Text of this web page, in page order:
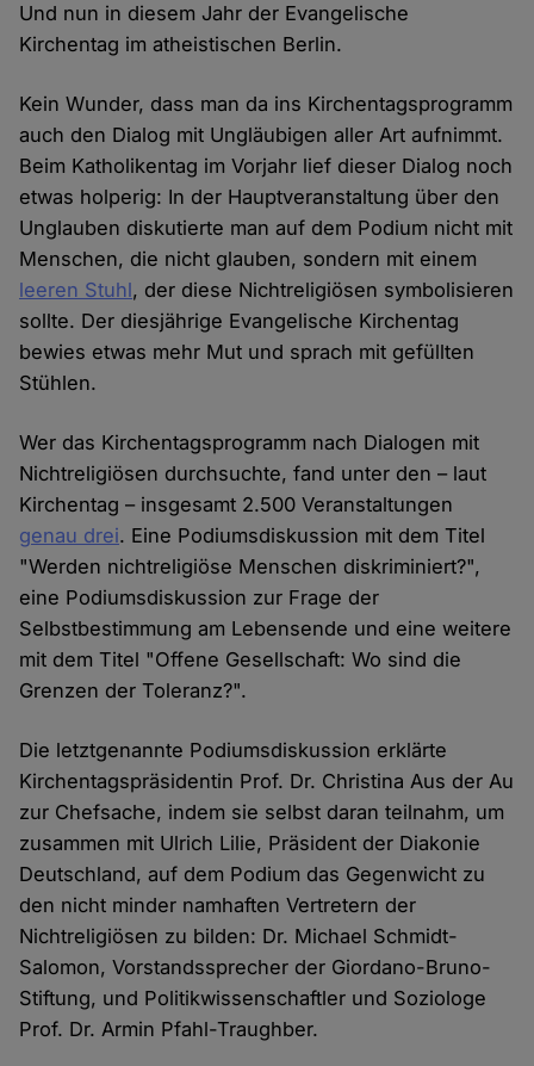
Und nun in diesem Jahr der Evangelische
Kirchentag im atheistischen Berlin.
Kein Wunder, dass man da ins Kirchentagsprogramm
auch den Dialog mit Ungläubigen aller Art aufnimmt.
Beim Katholikentag im Vorjahr lief dieser Dialog noch
etwas holperig: In der Hauptveranstaltung über den
Unglauben diskutierte man auf dem Podium nicht mit
Menschen, die nicht glauben, sondern mit einem
leeren Stuhl, der diese Nichtreligiösen symbolisieren
sollte. Der diesjährige Evangelische Kirchentag
bewies etwas mehr Mut und sprach mit gefüllten
Stühlen.
Wer das Kirchentagsprogramm nach Dialogen mit
Nichtreligiösen durchsuchte, fand unter den – laut
Kirchentag – insgesamt 2.500 Veranstaltungen
genau drei. Eine Podiumsdiskussion mit dem Titel
"Werden nichtreligiöse Menschen diskriminiert?",
eine Podiumsdiskussion zur Frage der
Selbstbestimmung am Lebensende und eine weitere
mit dem Titel "Offene Gesellschaft: Wo sind die
Grenzen der Toleranz?".
Die letztgenannte Podiumsdiskussion erklärte
Kirchentagspräsidentin Prof. Dr. Christina Aus der Au
zur Chefsache, indem sie selbst daran teilnahm, um
zusammen mit Ulrich Lilie, Präsident der Diakonie
Deutschland, auf dem Podium das Gegenwicht zu
den nicht minder namhaften Vertretern der
Nichtreligiösen zu bilden: Dr. Michael Schmidt-
Salomon, Vorstandssprecher der Giordano-Bruno-
Stiftung, und Politikwissenschaftler und Soziologe
Prof. Dr. Armin Pfahl-Traughber.